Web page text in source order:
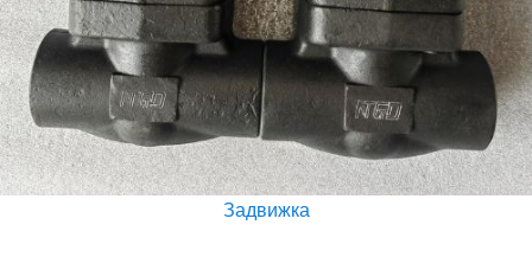
Задвижка